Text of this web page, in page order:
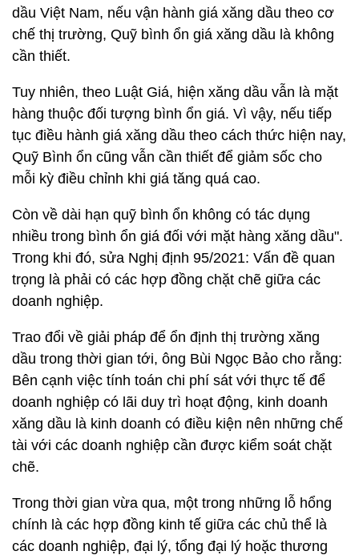
dầu Việt Nam, nếu vận hành giá xăng dầu theo cơ
chế thị trường, Quỹ bình ổn giá xăng dầu là không
cần thiết.
Tuy nhiên, theo Luật Giá, hiện xăng dầu vẫn là mặt
hàng thuộc đối tượng bình ổn giá. Vì vậy, nếu tiếp
tục điều hành giá xăng dầu theo cách thức hiện nay,
Quỹ Bình ổn cũng vẫn cần thiết để giảm sốc cho
mỗi kỳ điều chỉnh khi giá tăng quá cao.
Còn về dài hạn quỹ bình ổn không có tác dụng
nhiều trong bình ổn giá đối với mặt hàng xăng dầu".
Trong khi đó, sửa Nghị định 95/2021: Vấn đề quan
trọng là phải có các hợp đồng chặt chẽ giữa các
doanh nghiệp.
Trao đổi về giải pháp để ổn định thị trường xăng
dầu trong thời gian tới, ông Bùi Ngọc Bảo cho rằng:
Bên cạnh việc tính toán chi phí sát với thực tế để
doanh nghiệp có lãi duy trì hoạt động, kinh doanh
xăng dầu là kinh doanh có điều kiện nên những chế
tài với các doanh nghiệp cần được kiểm soát chặt
chẽ.
Trong thời gian vừa qua, một trong những lỗ hổng
chính là các hợp đồng kinh tế giữa các chủ thể là
các doanh nghiệp, đại lý, tổng đại lý hoặc thương